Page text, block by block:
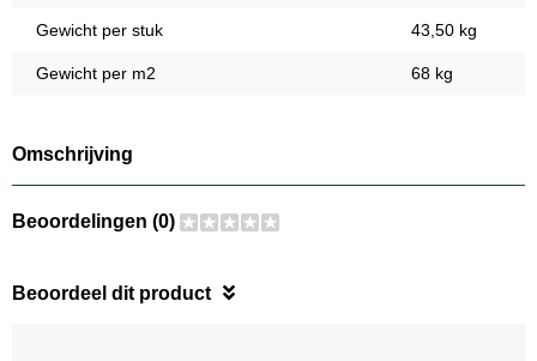
Gewicht per stuk 43,50 kg
Gewicht per m2 68 kg
Omschrijving
Beoordelingen (0)
Beoordeel dit product